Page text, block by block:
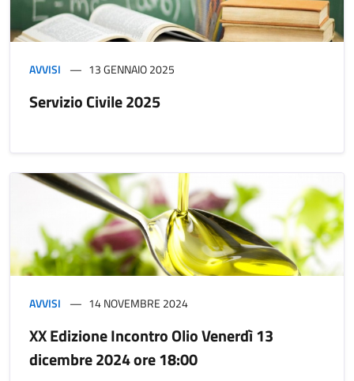
AVVISI 13 GENNAIO 2025
Servizio Civile 2025
AVVISI 14 NOVEMBRE 2024
XX Edizione Incontro Olio Venerdì 13
dicembre 2024 ore 18:00